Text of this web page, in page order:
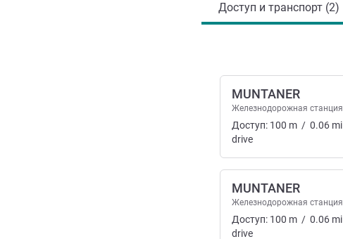
Доступ и транспорт (2)
MUNTANER
Железнодорожная станция
Доступ: 100 m / 0.06 mi
drive
MUNTANER
Железнодорожная станция
Доступ: 100 m / 0.06 mi
drive